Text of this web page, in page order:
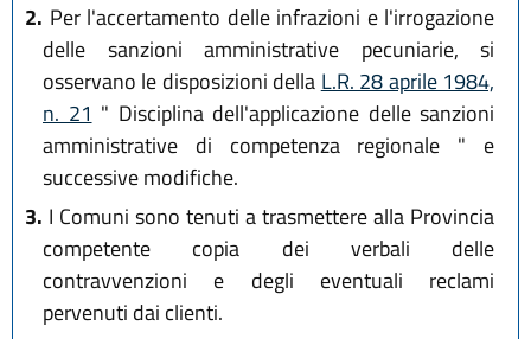
2. Per l'accertamento delle infrazioni e l'irrogazione
delle sanzioni amministrative pecuniarie, si
osservano le disposizioni della L.R. 28 aprile 1984,
n. 21 " Disciplina dell'applicazione delle sanzioni
amministrative di competenza regionale " e
successive modifiche.
3. I Comuni sono tenuti a trasmettere alla Provincia
competente copia dei verbali delle
contravvenzioni e degli eventuali reclami
pervenuti dai clienti.